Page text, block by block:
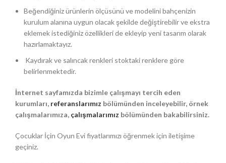
Beğendiğiniz ürünlerin ölçüsünü ve modelini bahçenizin
kurulum alanına uygun olacak şekilde değiştirebilir ve ekstra
eklemek istediğiniz özellikleri de ekleyip yeni tasarım olarak
hazırlamaktayız.
Kaydırak ve salıncak renkleri stoktaki renklere göre
belirlenmektedir.
İnternet sayfamızda bizimle çalışmayı tercih eden
kurumları, referanslarımız bölümünden inceleyebilir, örnek
çalışmalarımıza, çalışmalarımız bölümünden bakabilirsiniz.
Çocuklar İçin Oyun Evi fiyatlarımızı öğrenmek için iletişime
geçiniz.